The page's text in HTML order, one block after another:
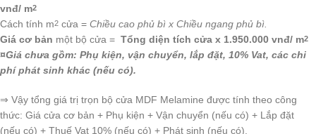
vnđ/ m2
Cách tính m2 cửa = Chiều cao phủ bì x Chiều ngang phủ bì.
Giá cơ bản một bộ cửa = Tổng diện tích cửa x 1.950.000 vnđ/ m2
¤Giá chưa gồm: Phụ kiện, vận chuyển, lắp đặt, 10% Vat, các chi
phí phát sinh khác (nếu có).
⇒ Vậy tổng giá trị trọn bộ cửa MDF Melamine được tính theo công
thức: Giá cửa cơ bản + Phụ kiện + Vận chuyển (nếu có) + Lắp đặt
(nếu có) + Thuế Vat 10% (nếu có) + Phát sinh (nếu có).